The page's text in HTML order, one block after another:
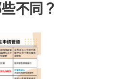
不同？